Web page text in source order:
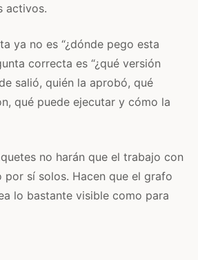
activos.
ya no es “¿dónde pego esta
correcta es “¿qué versión
salió, quién la aprobó, qué
qué puede ejecutar y cómo la
no harán que el trabajo con
por sí solos. Hacen que el grafo
lo bastante visible como para